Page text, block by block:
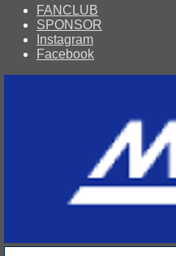
FANCLUB
SPONSOR
Instagram
Facebook